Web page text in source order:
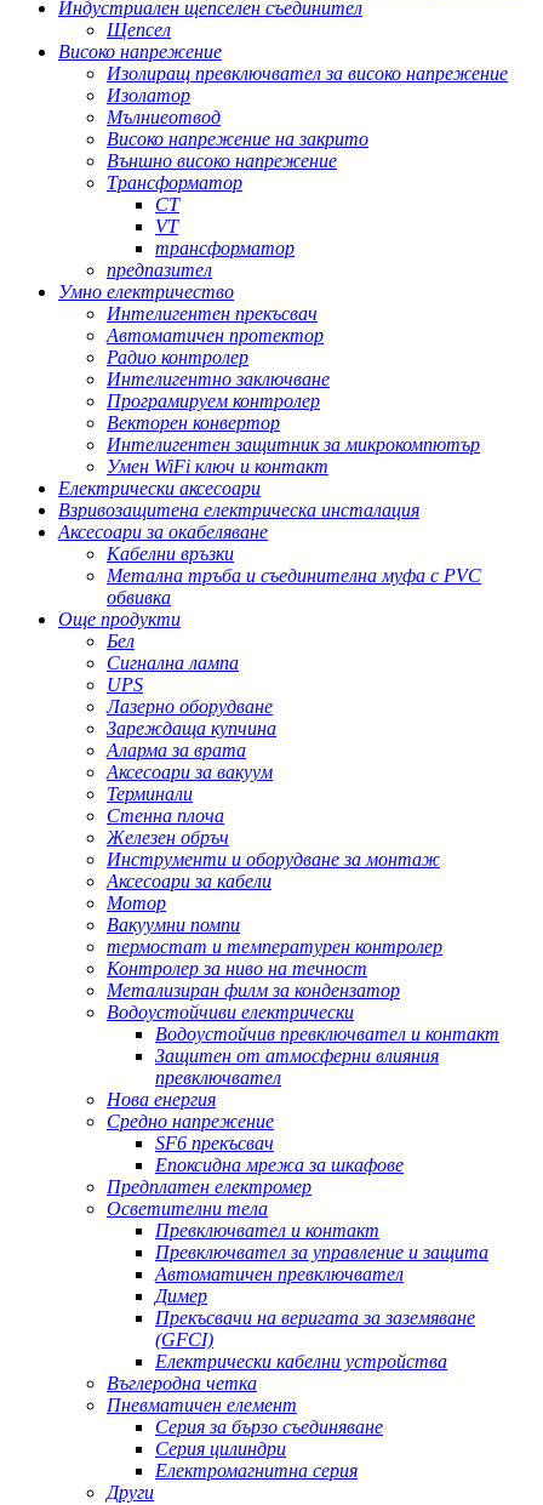
Индустриален щепселен съединител
Щепсел
Високо напрежение
Изолиращ превключвател за високо напрежение
Изолатор
Мълниеотвод
Високо напрежение на закрито
Външно високо напрежение
Трансформатор
CT
VT
трансформатор
предпазител
Умно електричество
Интелигентен прекъсвач
Автоматичен протектор
Радио контролер
Интелигентно заключване
Програмируем контролер
Векторен конвертор
Интелигентен защитник за микрокомпютър
Умен WiFi ключ и контакт
Електрически аксесоари
Взривозащитена електрическа инсталация
Аксесоари за окабеляване
Кабелни връзки
Метална тръба и съединителна муфа с PVC
обвивка
Още продукти
Бел
Сигнална лампа
UPS
Лазерно оборудване
Зареждаща купчина
Аларма за врата
Аксесоари за вакуум
Терминали
Стенна плоча
Железен обръч
Инструменти и оборудване за монтаж
Аксесоари за кабели
Мотор
Вакуумни помпи
термостат и температурен контролер
Контролер за ниво на течност
Метализиран филм за кондензатор
Водоустойчиви електрически
Водоустойчив превключвател и контакт
Защитен от атмосферни влияния
превключвател
Нова енергия
Средно напрежение
SF6 прекъсвач
Епоксидна мрежа за шкафове
Предплатен електромер
Осветителни тела
Превключвател и контакт
Превключвател за управление и защита
Автоматичен превключвател
Димер
Прекъсвачи на веригата за заземяване
(GFCI)
Електрически кабелни устройства
Въглеродна четка
Пневматичен елемент
Серия за бързо съединяване
Серия цилиндри
Електромагнитна серия
Други